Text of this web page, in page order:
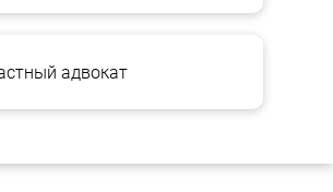
адвокат